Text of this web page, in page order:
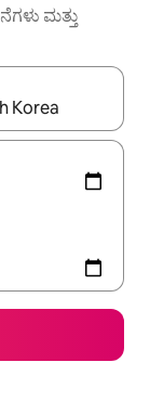
ಮತ್ತು
ಕೀಲಿಗಳೊಂದಿಗೆ